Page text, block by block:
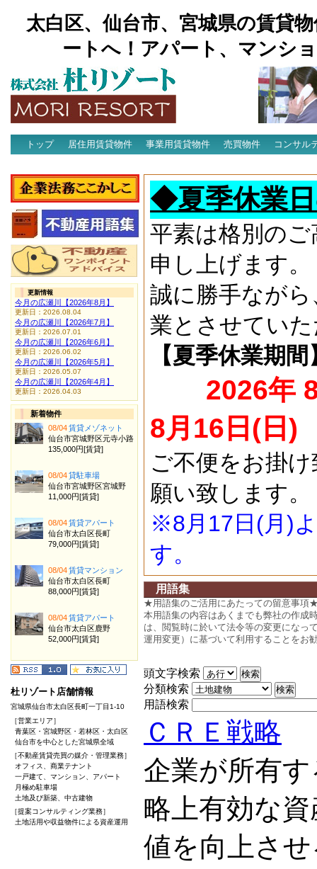
太白区、仙台市、宮城県の賃貸
ートへ！アパート、マンシ
トップ 居住用賃貸物件 事業用賃貸物件 売買物件
コンサル
◆夏季休業
平素は格別の
申し上げます。
誠に勝手なが
業とさせてい
【夏季休業期間
2026年
8月16日(日)
ご不便をお掛
願い致します。
※8月17日(月)
す。
用語集
★用語集のご活用にあたっての留意事項
本用語集の内容はあくまでも弊社の作成
は、閲覧時に於いて法令等の変更になっ
運用変更）に基づいて利用することをお
頭文字検索
分類検索
用語検索
ＣＲＥ戦略
企業が所有
略上有効な
値を向上さ
更新情報
今月の広瀬川【2026年8月】
更新日：2026.08.04
今月の広瀬川【2026年7月】
更新日：2026.07.01
今月の広瀬川【2026年6月】
更新日：2026.06.02
今月の広瀬川【2026年5月】
更新日：2026.05.07
今月の広瀬川【2026年4月】
更新日：2026.04.03
新着物件
08/04賃貸メゾネット
仙台市宮城野区元寺小路
135,000円[賃貸]
08/04貸駐車場
仙台市宮城野区宮城野
11,000円[賃貸]
08/04賃貸アパート
仙台市太白区長町
79,000円[賃貸]
08/04賃貸マンション
仙台市太白区長町
88,000円[賃貸]
08/04賃貸アパート
仙台市太白区鹿野
52,000円[賃貸]
杜リゾート店舗情報
宮城県仙台市太白区長町一丁目1-10
［営業エリア］
青葉区・宮城野区・若林区・太白区
仙台市を中心とした宮城県全域
［不動産賃貸売買の媒介・管理業務］
オフィス、商業テナント
一戸建て、マンション、アパート
月極め駐車場
土地及び新築、中古建物
［提案コンサルティング業務］
土地活用や収益物件による資産運用